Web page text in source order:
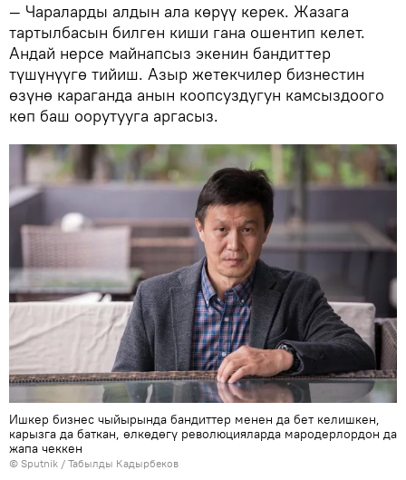
— Чараларды алдын ала көрүү керек. Жазага
тартылбасын билген киши гана ошентип келет.
Андай нерсе майнапсыз экенин бандиттер
түшүнүүгө тийиш. Азыр жетекчилер бизнестин
өзүнө караганда анын коопсуздугун камсыздоого
көп баш оорутууга аргасыз.
Ишкер бизнес чыйырында бандиттер менен да бет келишкен,
карызга да баткан, өлкөдөгү революцияларда мародерлордон да
жапа чеккен
© Sputnik / Табылды Кадырбеков